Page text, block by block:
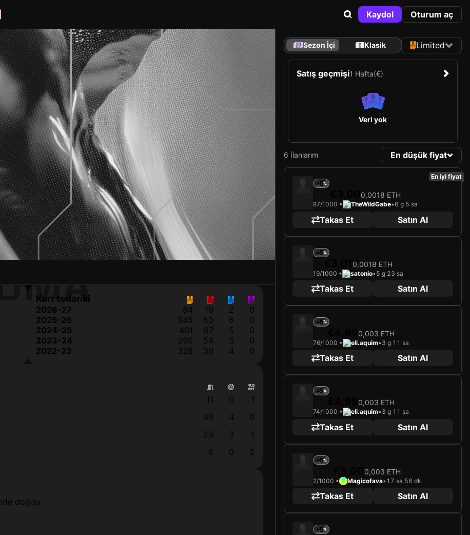
Kaydol Oturum aç
Kart tedariki
2026-27 84 19 2
0
2025-26
345 50 6
0
2024-25
401 67 5
0
2023-24
290 54 5
0
2022-23
328 30 4 0
11 0
1
39 4
0
23 3
1
6 0 2
doğdu.
Sezon İçi Klasik Limited
Satış geçmişi1 Hafta(€)
Veri yok
6 İlanlarım En düşük fiyat
En iyi fiyat
+5
0,0018 ETH
87/1000 • TheWildGabe•6 g 5 sa
Takas Et Satın Al
+5
0,0018 ETH
19/1000 • satonio•5 g 23 sa
Takas Et Satın Al
+5
0,003 ETH
76/1000 • eli.aquim•3 g 11 sa
Takas Et Satın Al
+5
0,003 ETH
74/1000 • eli.aquim•3 g 11 sa
Takas Et Satın Al
+5
0,003 ETH
2/1000 • Magicofava• 17 sa 56 dk
Takas Et Satın Al
+5